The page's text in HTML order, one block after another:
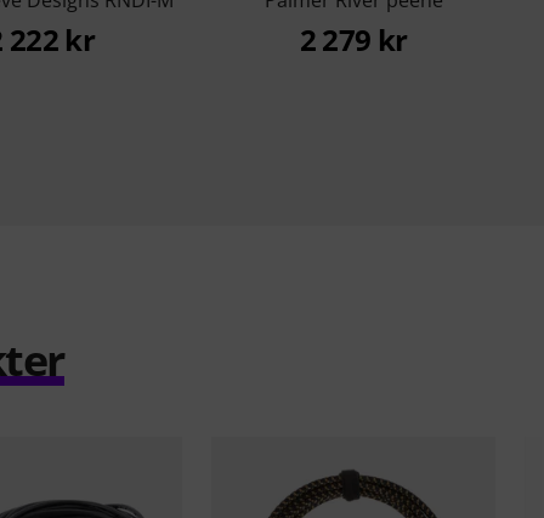
222 kr 2 279 kr